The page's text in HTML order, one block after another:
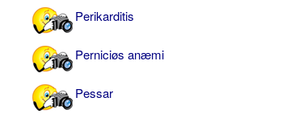
Perikarditis
Perniciøs anæmi
Pessar